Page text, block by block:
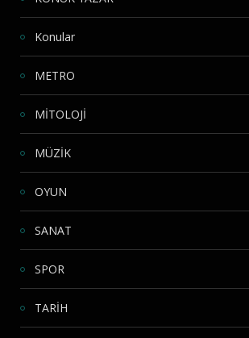
Konular
METRO
MİTOLOJİ
MÜZİK
OYUN
SANAT
SPOR
TARİH